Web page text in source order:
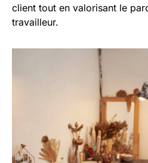
client tout en valorisant le
travailleur.